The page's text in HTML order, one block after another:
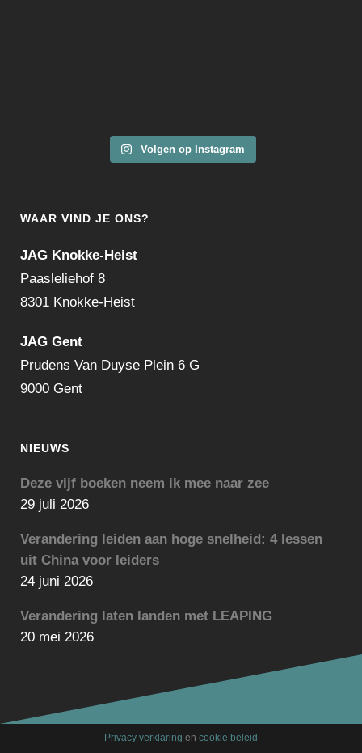
Volgen op Instagram
WAAR VIND JE ONS?
JAG Knokke-Heist
Paasleliehof 8
8301 Knokke-Heist
JAG Gent
Prudens Van Duyse Plein 6 G
9000 Gent
NIEUWS
Deze vijf boeken neem ik mee naar zee
29 juli 2026
Verandering leiden aan hoge snelheid: 4 lessen
uit China voor leiders
24 juni 2026
Verandering laten landen met LEAPING
20 mei 2026
Privacy verklaring en cookie beleid